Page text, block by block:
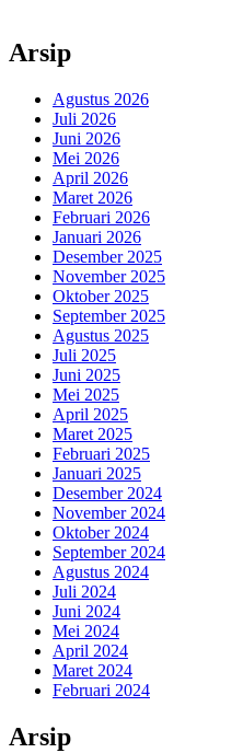
Arsip
Agustus 2026
Juli 2026
Juni 2026
Mei 2026
April 2026
Maret 2026
Februari 2026
Januari 2026
Desember 2025
November 2025
Oktober 2025
September 2025
Agustus 2025
Juli 2025
Juni 2025
Mei 2025
April 2025
Maret 2025
Februari 2025
Januari 2025
Desember 2024
November 2024
Oktober 2024
September 2024
Agustus 2024
Juli 2024
Juni 2024
Mei 2024
April 2024
Maret 2024
Februari 2024
Arsip